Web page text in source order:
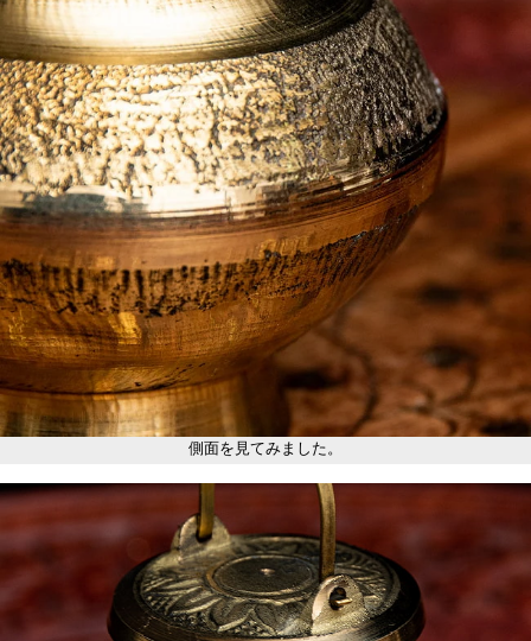
側面を見てみました。